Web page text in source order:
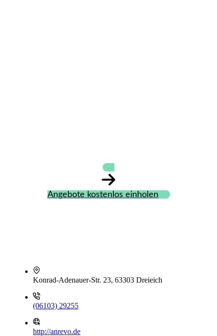
Angebote kostenlos einholen
Konrad-Adenauer-Str. 23, 63303 Dreieich
(06103) 29255
http://anrevo.de